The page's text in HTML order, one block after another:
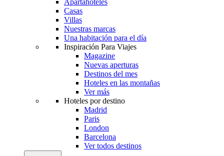
Casas
Villas
Nuestras marcas
Una habitación para el día
Inspiración Para Viajes
Magazine
Nuevas aperturas
Destinos del mes
Hoteles en las montañas
Ver más
Hoteles por destino
Madrid
Paris
London
Barcelona
Ver todos destinos